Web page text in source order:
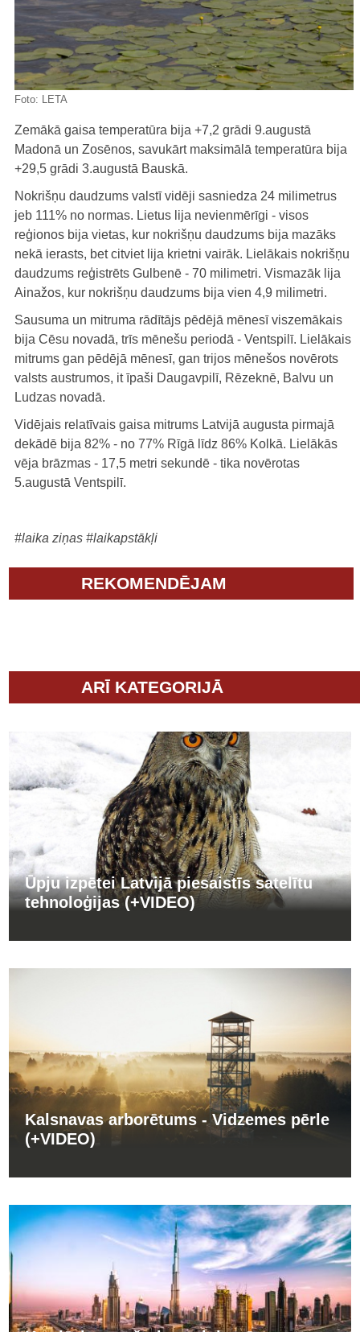
Foto: LETA
Zemākā gaisa temperatūra bija +7,2 grādi 9.augustā
Madonā un Zosēnos, savukārt maksimālā temperatūra bija
+29,5 grādi 3.augustā Bauskā.
Nokrišņu daudzums valstī vidēji sasniedza 24 milimetrus
jeb 111% no normas. Lietus lija nevienmērīgi - visos
reģionos bija vietas, kur nokrišņu daudzums bija mazāks
nekā ierasts, bet citviet lija krietni vairāk. Lielākais nokrišņu
daudzums reģistrēts Gulbenē - 70 milimetri. Vismazāk lija
Ainažos, kur nokrišņu daudzums bija vien 4,9 milimetri.
Sausuma un mitruma rādītājs pēdējā mēnesī viszemākais
bija Cēsu novadā, trīs mēnešu periodā - Ventspilī. Lielākais
mitrums gan pēdējā mēnesī, gan trijos mēnešos novērots
valsts austrumos, it īpaši Daugavpilī, Rēzeknē, Balvu un
Ludzas novadā.
Vidējais relatīvais gaisa mitrums Latvijā augusta pirmajā
dekādē bija 82% - no 77% Rīgā līdz 86% Kolkā. Lielākās
vēja brāzmas - 17,5 metri sekundē - tika novērotas
5.augustā Ventspilī.
#laika ziņas #laikapstākļi
REKOMENDĒJAM
ARĪ KATEGORIJĀ
Ūpju izpētei Latvijā piesaistīs satelītu
tehnoloģijas (+VIDEO)
Kalsnavas arborētums - Vidzemes pērle
(+VIDEO)